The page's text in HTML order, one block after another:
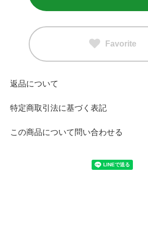
Favorite
返品について
特定商取引法に基づく表記
この商品について問い合わせる